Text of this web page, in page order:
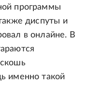
программы
диспуты и
в онлайне. В
именно такой